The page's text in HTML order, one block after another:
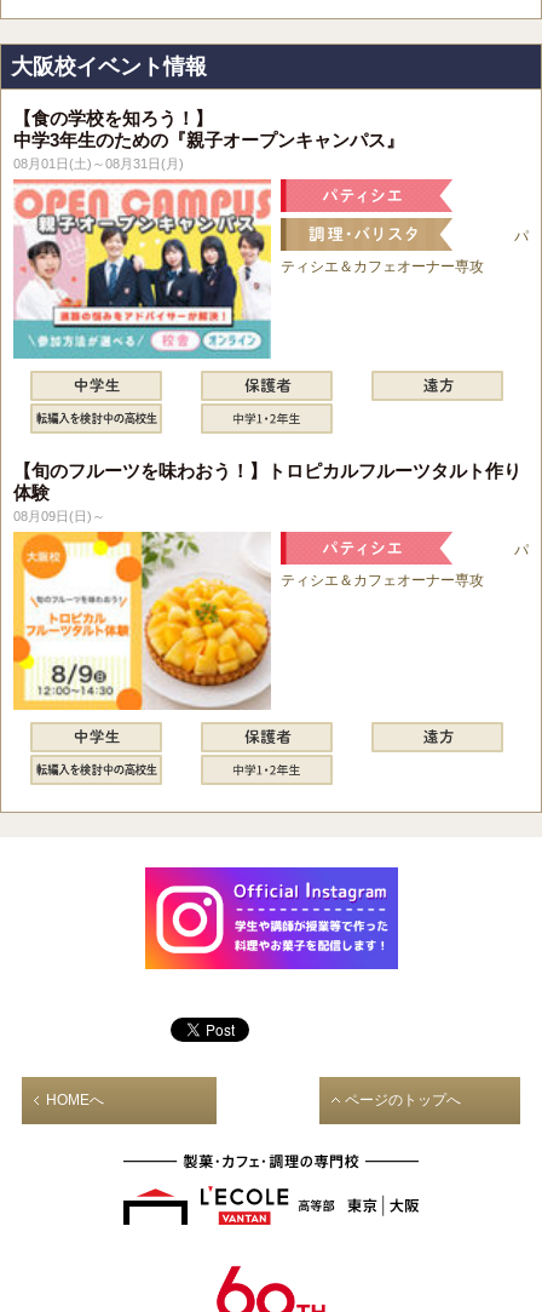
大阪校イベント情報
【食の学校を知ろう！】
中学3年生のための『親子オープンキャンパス』
08月01日(土)～08月31日(月)
パ
ティシエ＆カフェオーナー専攻
【旬のフルーツを味わおう！】トロピカルフルーツタルト作り
体験
08月09日(日)～
パ
ティシエ＆カフェオーナー専攻
HOMEへ ページのトップへ